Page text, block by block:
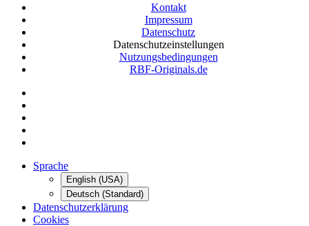
Kontakt
Impressum
Datenschutz
Datenschutzeinstellungen
Nutzungsbedingungen
RBF-Originals.de
Sprache
English (USA)
Deutsch (Standard)
Datenschutzerklärung
Cookies